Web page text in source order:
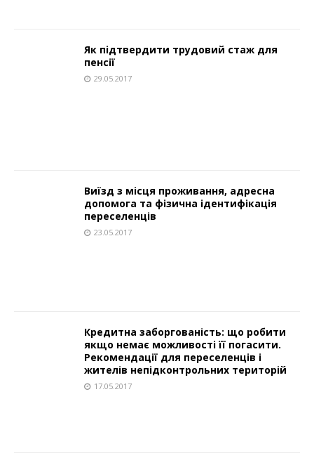
Як підтвердити трудовий стаж для
пенсії
29.05.2017
Виїзд з місця проживання, адресна
допомога та фізична ідентифікація
переселенців
23.05.2017
Кредитна заборгованість: що робити
якщо немає можливості її погасити.
Рекомендації для переселенців і
жителів непідконтрольних територій
17.05.2017